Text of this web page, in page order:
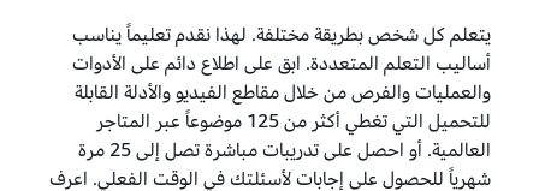
يتعلم كل شخص بطريقة مختلفة. لهذا نقدم تعليماً يناسب
أساليب التعلم المتعددة. ابق على اطلاع دائم على الأدوات
والعمليات والفرص من خلال مقاطع الفيديو والأدلة القابلة
للتحميل التي تغطي أكثر من 125 موضوعاً عبر المتاجر
العالمية. أو احصل على تدريبات مباشرة تصل إلى 25 مرة
شهرياً للحصول على إجابات لأسئلتك في الوقت الفعلي. اعرف